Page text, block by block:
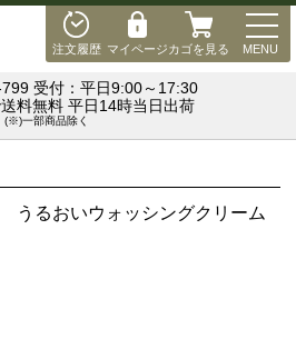
注文履歴 マイページカゴを見る MENU
受付：平日9:00～17:30
料無料 平日14時当日出荷
(※)一部商品除く
うるおいウォッシングクリーム